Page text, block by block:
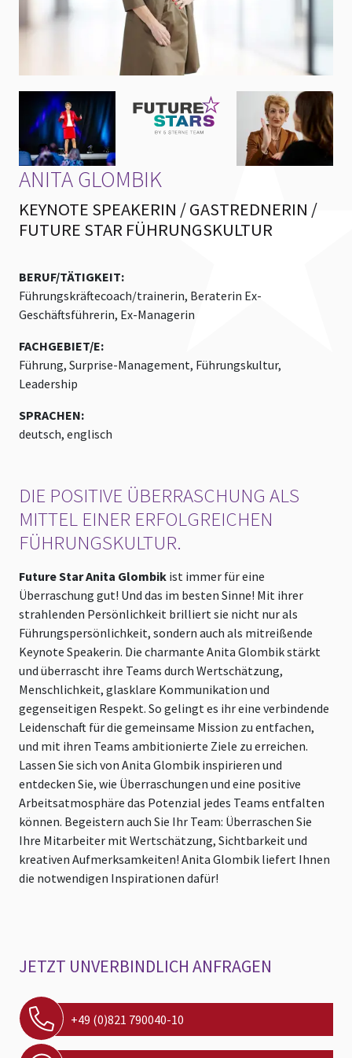
ANITA GLOMBIK
KEYNOTE SPEAKERIN / GASTREDNERIN /
FUTURE STAR FÜHRUNGSKULTUR
BERUF/TÄTIGKEIT:
Führungskräftecoach/trainerin, Beraterin Ex-
Geschäftsführerin, Ex-Managerin
FACHGEBIET/E:
Führung, Surprise-Management, Führungskultur,
Leadership
SPRACHEN:
deutsch, englisch
DIE POSITIVE ÜBERRASCHUNG ALS
MITTEL EINER ERFOLGREICHEN
FÜHRUNGSKULTUR.
Future Star Anita Glombik ist immer für eine
Überraschung gut! Und das im besten Sinne! Mit ihrer
strahlenden Persönlichkeit brilliert sie nicht nur als
Führungspersönlichkeit, sondern auch als mitreißende
Keynote Speakerin. Die charmante Anita Glombik stärkt
und überrascht ihre Teams durch Wertschätzung,
Menschlichkeit, glasklare Kommunikation und
gegenseitigen Respekt. So gelingt es ihr eine verbindende
Leidenschaft für die gemeinsame Mission zu entfachen,
und mit ihren Teams ambitionierte Ziele zu erreichen.
Lassen Sie sich von Anita Glombik inspirieren und
entdecken Sie, wie Überraschungen und eine positive
Arbeitsatmosphäre das Potenzial jedes Teams entfalten
können. Begeistern auch Sie Ihr Team: Überraschen Sie
Ihre Mitarbeiter mit Wertschätzung, Sichtbarkeit und
kreativen Aufmerksamkeiten! Anita Glombik liefert Ihnen
die notwendigen Inspirationen dafür!
JETZT UNVERBINDLICH ANFRAGEN
+49 (0)821 790040-10